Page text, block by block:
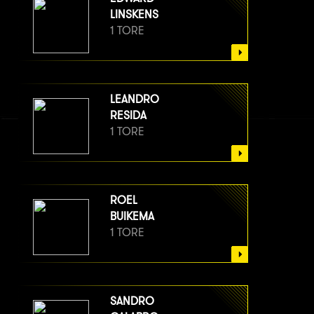
LINSKENS
1 TORE
LEANDRO
RESIDA
1 TORE
ROEL
BUIKEMA
1 TORE
SANDRO